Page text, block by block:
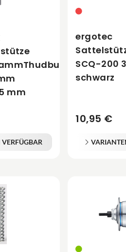
mm
ergotec
SCQ-200
schwarz
10,95 €